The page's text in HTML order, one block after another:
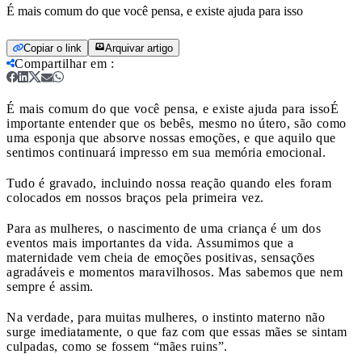
É mais comum do que você pensa, e existe ajuda para isso
Copiar o link Arquivar artigo
Compartilhar em :
É mais comum do que você pensa, e existe ajuda para issoÉ
importante entender que os bebês, mesmo no útero, são como
uma esponja que absorve nossas emoções, e que aquilo que
sentimos continuará impresso em sua memória emocional.
Tudo é gravado, incluindo nossa reação quando eles foram
colocados em nossos braços pela primeira vez.
Para as mulheres, o nascimento de uma criança é um dos
eventos mais importantes da vida. Assumimos que a
maternidade vem cheia de emoções positivas, sensações
agradáveis ​​e momentos maravilhosos. Mas sabemos que nem
sempre é assim.
Na verdade, para muitas mulheres, o instinto materno não
surge imediatamente, o que faz com que essas mães se sintam
culpadas, como se fossem “mães ruins”.